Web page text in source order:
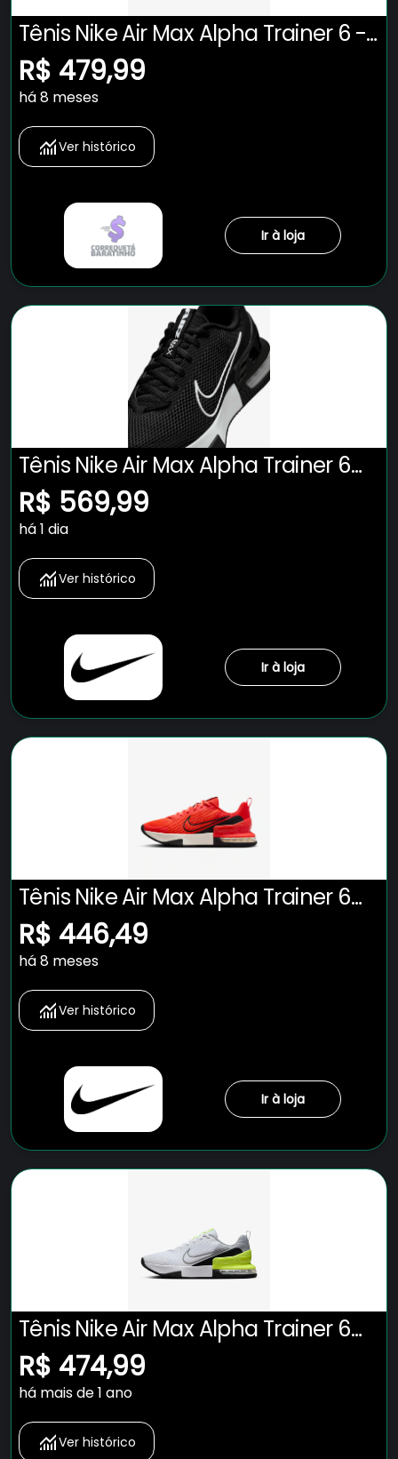
Tênis Nike Air Max Alpha Trainer 6 -
Masculino
R$ 479,99
há 8 meses
Ver histórico
Ir à loja
Tênis Nike Air Max Alpha Trainer 6
Masculino
R$ 569,99
há 1 dia
Ver histórico
Ir à loja
Tênis Nike Air Max Alpha Trainer 6
Masculino
R$ 446,49
há 8 meses
Ver histórico
Ir à loja
Tênis Nike Air Max Alpha Trainer 6
Masculino
R$ 474,99
há mais de 1 ano
Ver histórico